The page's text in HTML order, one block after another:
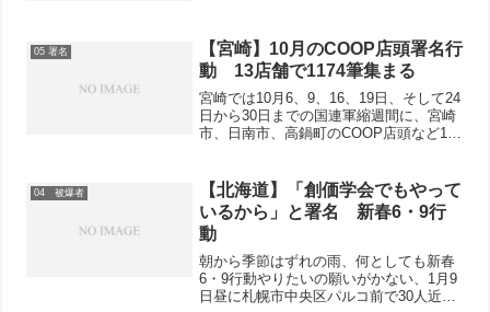
05 署名
【宮崎】10月のCOOP店頭署名行
動 13店舗で1174筆集まる
宮崎では10月6、9、16、19日、そして24
日から30日までの国連軍縮週間に、宮崎
市、日南市、高鍋町のCOOP店頭など13
真摯な態度で質問、意見を言い、対話が
長くなっ...
04 被爆者
【北海道】「創価学会でもやって
いるから」と署名 新春6・9行
動
朝から季節はずれの雨、何としても新春
6・9行動やりたいの願いがかない、1月9
日昼に札幌市中央区パルコ前で30人近く